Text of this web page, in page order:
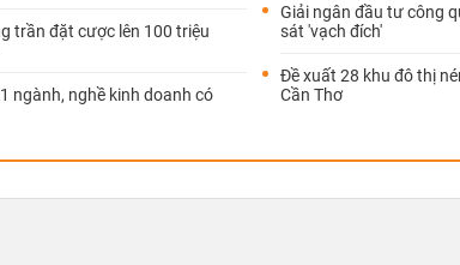
trần đặt cược lên 100 triệu
ngành, nghề kinh doanh có
Giải ngân đầu tư công
sát 'vạch đích'
Đề xuất 28 khu đô thị
Cần Thơ